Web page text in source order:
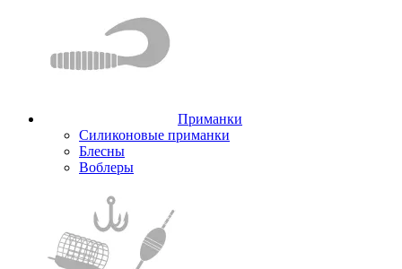
Приманки
Силиконовые приманки
Блесны
Воблеры